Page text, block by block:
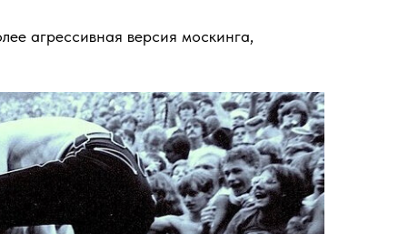
агрессивная версия москинга,